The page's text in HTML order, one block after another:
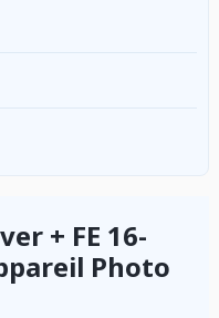
+ FE 16-
Photo